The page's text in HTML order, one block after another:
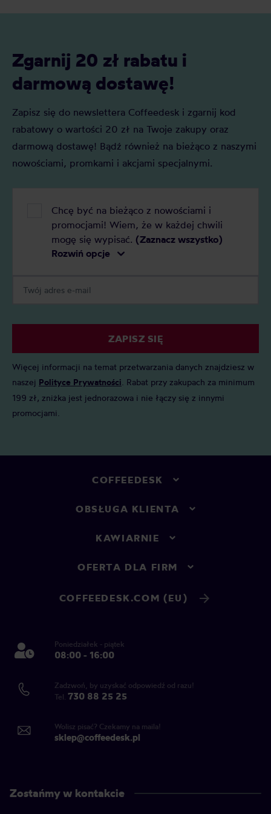
Zgarnij 20 zł rabatu i
darmową dostawę!
Zapisz się do newslettera Coffeedesk i zgarnij kod
rabatowy o wartości 20 zł na Twoje zakupy oraz
darmową dostawę! Bądź również na bieżąco z naszymi
nowościami, promkami i akcjami specjalnymi.
Chcę być na bieżąco z nowościami i
promocjami! Wiem, że w każdej chwili
mogę się wypisać. (Zaznacz wszystko)
Rozwiń opcje
ZAPISZ SIĘ
Więcej informacji na temat przetwarzania danych znajdziesz w
naszej Polityce Prywatności . Rabat przy zakupach za minimum
199 zł, zniżka jest jednorazowa i nie łączy się z innymi
promocjami.
COFFEEDESK
OBSŁUGA KLIENTA
KAWIARNIE
OFERTA DLA FIRM
COFFEEDESK.COM (EU)
Poniedziałek - piątek
08:00 - 16:00
Zadzwoń, by uzyskać odpowiedź od razu!
Tel. 730 88 25 25
Wolisz pisać? Czekamy na maila!
sklep@coffeedesk.pl
Zostańmy w kontakcie